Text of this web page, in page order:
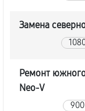
Замена
Ремонт
Neo-V